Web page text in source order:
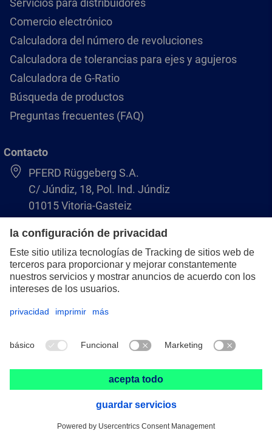
Comercio electrónico
Calculadora del número de revoluciones
Calculadora de tolerancias para ejes y agujeros
Calculadora de G-Ratio
Búsqueda de productos
Preguntas frecuentes (FAQ)
Contacto
PFERD Rüggeberg S.A.
C/ Júndiz, 18, Pol. Ind. Júndiz
01015 Vitoria-Gasteiz
+34 945 184 400
pferd-es@pferd.com
Aviso legal
CGV
© 2026 PFERD Rüggeberg S.A.